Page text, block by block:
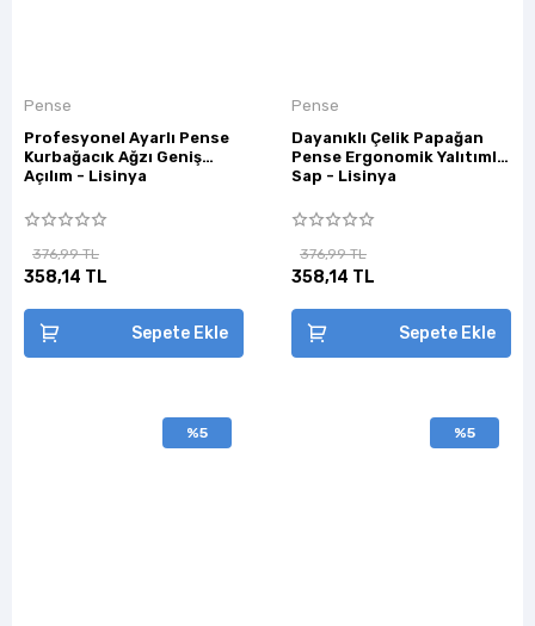
Pense
Profesyonel Ayarlı Pense
Kurbağacık Ağzı Geniş
Açılım - Lisinya
376,99 TL
358,14 TL
Sepete Ekle
Pense
Dayanıklı Çelik Papağan
Pense Ergonomik Yalıtımlı
Sap - Lisinya
376,99 TL
358,14 TL
Sepete Ekle
%5 %5